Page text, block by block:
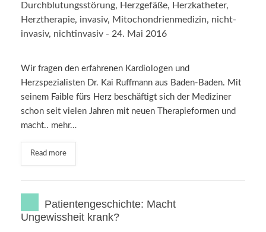
Durchblutungsstörung, Herzgefäße, Herzkatheter,
Herztherapie, invasiv, Mitochondrienmedizin, nicht-
invasiv, nichtinvasiv - 24. Mai 2016
Wir fragen den erfahrenen Kardiologen und
Herzspezialisten Dr. Kai Ruffmann aus Baden-Baden. Mit
seinem Faible fürs Herz beschäftigt sich der Mediziner
schon seit vielen Jahren mit neuen Therapieformen und
macht.. mehr…
Read more
Patientengeschichte: Macht
Ungewissheit krank?